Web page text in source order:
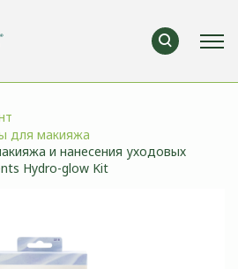
для макияжа
и нанесения уходовых
Hydro-glow Kit